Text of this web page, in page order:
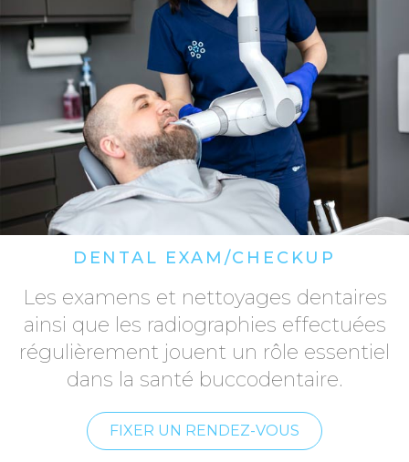
DENTAL EXAM/CHECKUP
Les examens et nettoyages dentaires
ainsi que les radiographies effectuées
régulièrement jouent un rôle essentiel
dans la santé buccodentaire.
FIXER UN RENDEZ-VOUS